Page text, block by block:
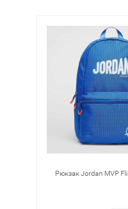
Рюкзак Jordan MVP